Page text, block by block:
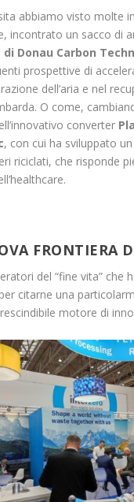
abbiamo visto molte
incontrato un sacco di
di Donau Carbon
prospettive di
dell’aria e nel
O come,
converter
, con cui ha sviluppato
riciclati, che risponde
FRONTIERA
del “fine vita”
citarne una
motore di